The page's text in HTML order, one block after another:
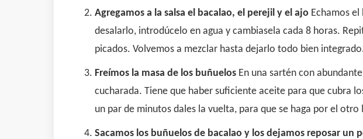
Agregamos a la salsa el bacalao, el perejil y el ajo Echamos
desalarlo, introdúcelo en agua y cambiasela cada 8 horas.
picados. Volvemos a mezclar hasta dejarlo todo bien
Freímos la masa de los buñuelos En una sartén con
cucharada. Tiene que haber suficiente aceite para que cubra
un par de minutos dales la vuelta, para que se haga por el otro
Sacamos los buñuelos de bacalao y los dejamos reposar un